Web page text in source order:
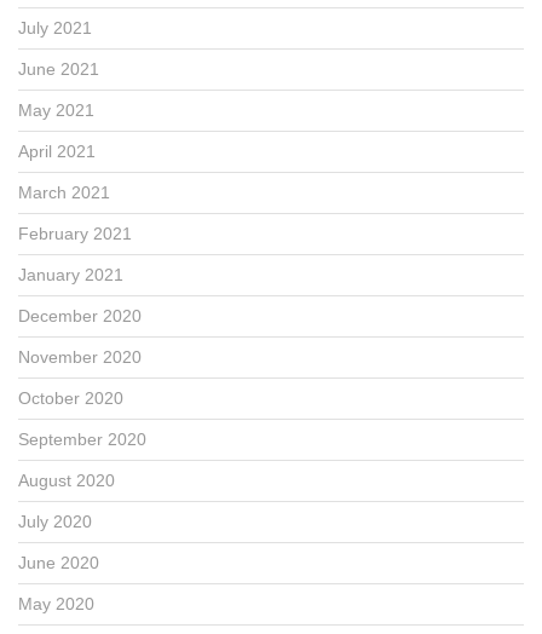
July 2021
June 2021
May 2021
April 2021
March 2021
February 2021
January 2021
December 2020
November 2020
October 2020
September 2020
August 2020
July 2020
June 2020
May 2020